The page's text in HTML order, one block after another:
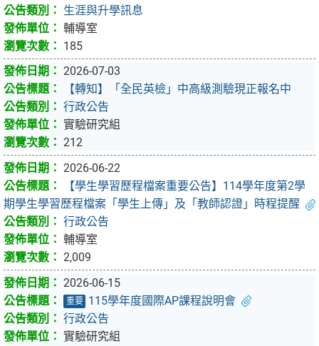
生涯與升學訊息
輔導室
185
2026-07-03
【轉知】「全民英檢」中高級測驗現正報名中
行政公告
實驗研究組
212
2026-06-22
【學生學習歷程檔案重要公告】114學年度第2學
期學生學習歷程檔案「學生上傳」及「教師認證」時程提醒
行政公告
輔導室
2,009
2026-06-15
重要
115學年度國際AP課程說明會
行政公告
實驗研究組